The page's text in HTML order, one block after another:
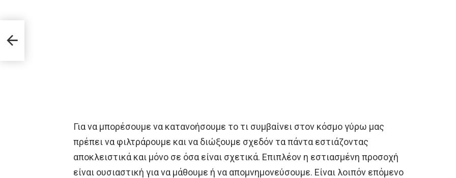
Για να μπορέσουμε να κατανοήσουμε το τι συμβαίνει στον κόσμο γύρω μας
πρέπει να φιλτράρουμε και να διώξουμε σχεδόν τα πάντα εστιάζοντας
αποκλειστικά και μόνο σε όσα είναι σχετικά. Επιπλέον η εστιασμένη προσοχή
είναι ουσιαστική για να μάθουμε ή να απομνημονεύσουμε. Είναι λοιπόν επόμενο